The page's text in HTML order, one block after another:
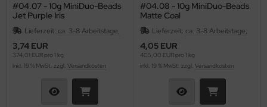
#04.07 - 10g MiniDuo-Beads
Jet Purple Iris
Lieferzeit: ca. 3-8 Arbeitstage;
3,74 EUR
374,01 EUR pro 1 kg
inkl. 19 % MwSt. zzgl. Versandkosten
#04.08 - 10g MiniDuo-Beads
Matte Coal
Lieferzeit: ca. 3-8 Arbeitstage;
4,05 EUR
405,00 EUR pro 1 kg
inkl. 19 % MwSt. zzgl. Versandkosten